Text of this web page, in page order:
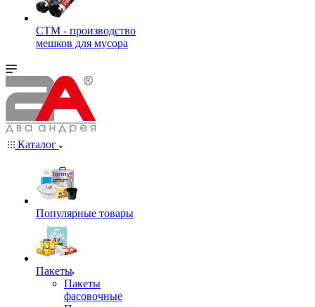
СТМ - производство
мешков для мусора
Каталог
Популярные товары
Пакеты
Пакеты
фасовочные